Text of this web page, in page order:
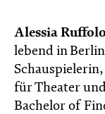
Alessia Ruffolo
lebend in
für Theater
Bachelor of